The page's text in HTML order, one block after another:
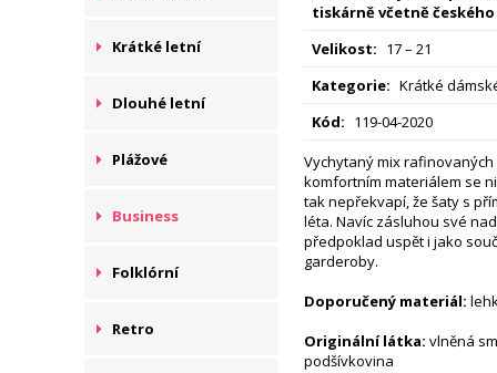
Krátké letní
Dlouhé letní
Plážové
Business
Folklórní
Retro
tiskárně včetně českého
Velikost: 17 – 21
Kategorie: Krátké
Kód: 119-04-2020
Vychytaný mix
komfortním materiálem se
tak nepřekvapí, že šaty s
léta. Navíc zásluhou své
předpoklad uspět i jako
garderoby.
Doporučený materiál:
Originální látka: vlněná
podšívkovina